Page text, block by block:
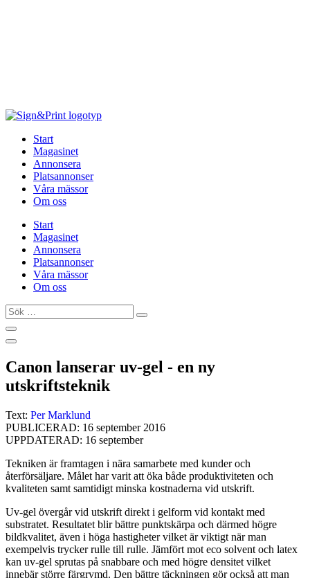
Start
Magasinet
Annonsera
Platsannonser
Våra mässor
Om oss
Start
Magasinet
Annonsera
Platsannonser
Våra mässor
Om oss
Sök
…
Canon lanserar uv-gel - en ny
utskriftsteknik
Text: Per Marklund
PUBLICERAD: 16 september 2016
UPPDATERAD: 16 september
Tekniken är framtagen i nära samarbete med kunder och
återförsäljare. Målet har varit att öka både produktiviteten och
kvaliteten samt samtidigt minska kostnaderna vid utskrift.
Uv-gel övergår vid utskrift direkt i gelform vid kontakt med
substratet. Resultatet blir bättre punktskärpa och därmed högre
bildkvalitet, även i höga hastigheter vilket är viktigt när man
exempelvis trycker rulle till rulle. Jämfört mot eco solvent och latex
kan uv-gel sprutas på snabbare och med högre densitet vilket
innebär större färgrymd. Den bättre täckningen gör också att man